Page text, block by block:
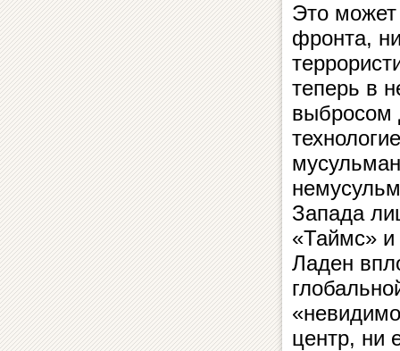
Это может
фронта,
теперь в
выбросом
Запада
«Таймс»
Ладен
центр, ни